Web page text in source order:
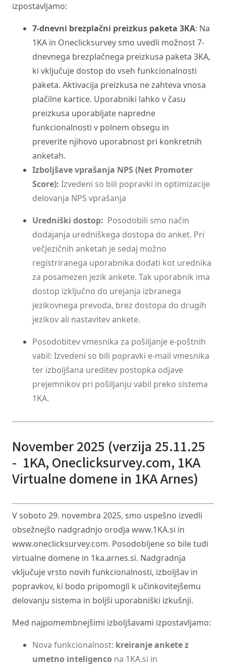
izpostavljamo:
7-dnevni brezplačni preizkus paketa 3KA: Na
1KA in Oneclicksurvey smo uvedli možnost 7-
dnevnega brezplačnega preizkusa paketa 3KA,
ki vključuje dostop do vseh funkcionalnosti
paketa. Aktivacija preizkusa ne zahteva vnosa
plačilne kartice. Uporabniki lahko v času
preizkusa uporabljate napredne
funkcionalnosti v polnem obsegu in
preverite njihovo uporabnost pri konkretnih
anketah.
Izboljšave vprašanja NPS (Net Promoter
Score): Izvedeni so bili popravki in optimizacije
delovanja NPS vprašanja
Uredniški dostop: Posodobili smo način
dodajanja uredniškega dostopa do anket. Pri
večjezičnih anketah je sedaj možno
registriranega uporabnika dodati kot urednika
za posamezen jezik ankete. Tak uporabnik ima
dostop izključno do urejanja izbranega
jezikovnega prevoda, brez dostopa do drugih
jezikov ali nastavitev ankete.
Posodobitev vmesnika za pošiljanje e-poštnih
vabil: Izvedeni so bili popravki e-mail vmesnika
ter izboljšana ureditev postopka odjave
prejemnikov pri pošiljanju vabil preko sistema
1KA.
November 2025 (verzija 25.11.25
- 1KA, Oneclicksurvey.com, 1KA
Virtualne domene in 1KA Arnes)
V soboto 29. novembra 2025, smo uspešno izvedli
obsežnejšo nadgradnjo orodja www.1KA.si in
www.oneclicksurvey.com. Posodobljene so bile tudi
virtualne domene in 1ka.arnes.si. Nadgradnja
vključuje vrsto novih funkcionalnosti, izboljšav in
popravkov, ki bodo pripomogli k učinkovitejšemu
delovanju sistema in boljši uporabniški izkušnji.
Med najpomembnejšimi izboljšavami izpostavljamo:
Nova funkcionalnost: kreiranje ankete z
umetno inteligenco na 1KA.si in